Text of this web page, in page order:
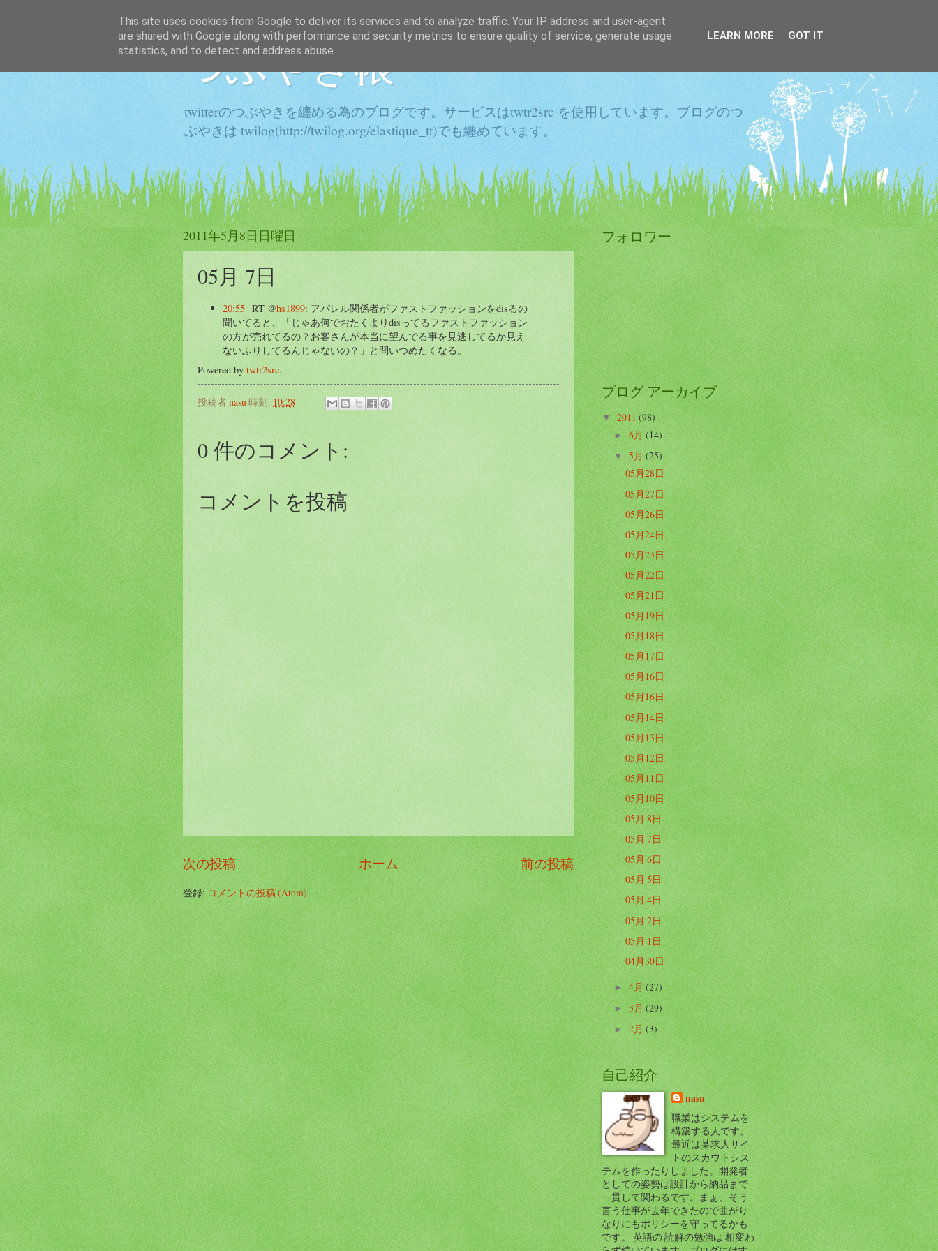
つぶやき帳
twitterのつぶやきを纏める為のブログです。サービスはtwtr2src を使用しています。ブログのつ
ぶやきは twilog(http://twilog.org/elastique_tt)でも纏めています。
2011年5月8日日曜日
05月 7日
20:55 RT @hs1899: アパレル関係者がファストファッションをdisるの
聞いてると、「じゃあ何でおたくよりdisってるファストファッション
の方が売れてるの？お客さんが本当に望んでる事を見逃してるか見え
ないふりしてるんじゃないの？」と問いつめたくなる。
Powered by twtr2src.
投稿者nasu 時刻: 10:28
0 件のコメント:
コメントを投稿
次の投稿 前の投稿
ホーム
登録:コメントの投稿 (Atom)
フォロワー
ブログ アーカイブ
▼2011(98)
►6月(14)
▼ 5月(25)
05月28日
05月27日
05月26日
05月24日
05月23日
05月22日
05月21日
05月19日
05月18日
05月17日
05月16日
05月16日
05月14日
05月13日
05月12日
05月11日
05月10日
05月 8日
05月 7日
05月 6日
05月 5日
05月 4日
05月 2日
05月 1日
04月30日
►4月(27)
►3月(29)
►2月(3)
自己紹介
nasu
職業はシステムを
構築する人です。
最近は某求人サイ
トのスカウトシス
テムを作ったりしました。開発者
としての姿勢は設計から納品まで
一貫して関わるです。まぁ、そう
言う仕事が去年できたので曲がり
なりにもポリシーを守ってるかも
です。 英語の 読解の勉強は 相変わ
This site uses cookies from Google to deliver its services and to analyze traffic. Your IP address and user-agent
are shared with Google along with performance and security metrics to ensure quality of service, generate usage
statistics, and to detect and address abuse.
LEARN MORE GOT IT